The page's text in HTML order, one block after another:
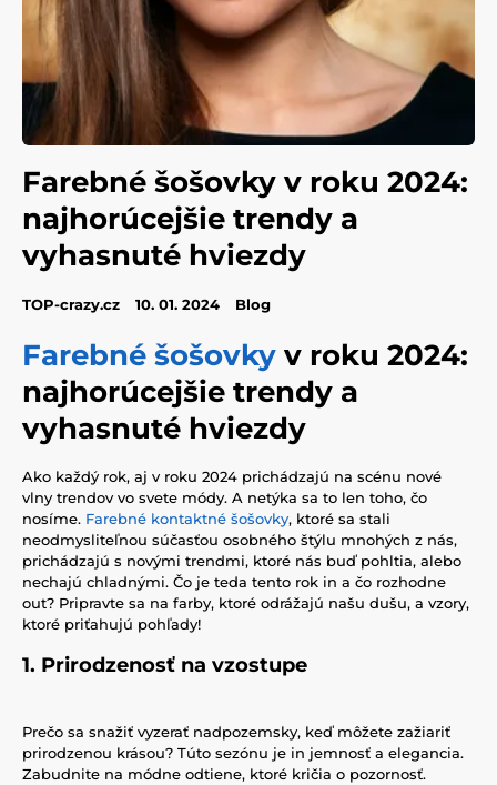
Farebné šošovky v roku 2024:
najhorúcejšie trendy a
vyhasnuté hviezdy
TOP-crazy.cz 10. 01. 2024 Blog
Farebné šošovky v roku 2024:
najhorúcejšie trendy a
vyhasnuté hviezdy
Ako každý rok, aj v roku 2024 prichádzajú na scénu nové
vlny trendov vo svete módy. A netýka sa to len toho, čo
nosíme. Farebné kontaktné šošovky, ktoré sa stali
neodmysliteľnou súčasťou osobného štýlu mnohých z nás,
prichádzajú s novými trendmi, ktoré nás buď pohltia, alebo
nechajú chladnými. Čo je teda tento rok in a čo rozhodne
out? Pripravte sa na farby, ktoré odrážajú našu dušu, a vzory,
ktoré priťahujú pohľady!
1. Prirodzenosť na vzostupe
Prečo sa snažiť vyzerať nadpozemsky, keď môžete zažiariť
prirodzenou krásou? Túto sezónu je in jemnosť a elegancia.
Zabudnite na módne odtiene, ktoré kričia o pozornosť.